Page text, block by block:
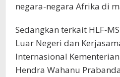
negara-negara Afrika di
Sedangkan terkait HLF-
Luar Negeri dan
Internasional
Hendra Wahanu